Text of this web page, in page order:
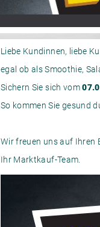
Liebe Kundinnen, liebe
egal ob als Smoothie,
Sichern Sie sich vom
So kommen Sie gesund
Wir freuen uns auf Ihren
Ihr Marktkauf-Team.